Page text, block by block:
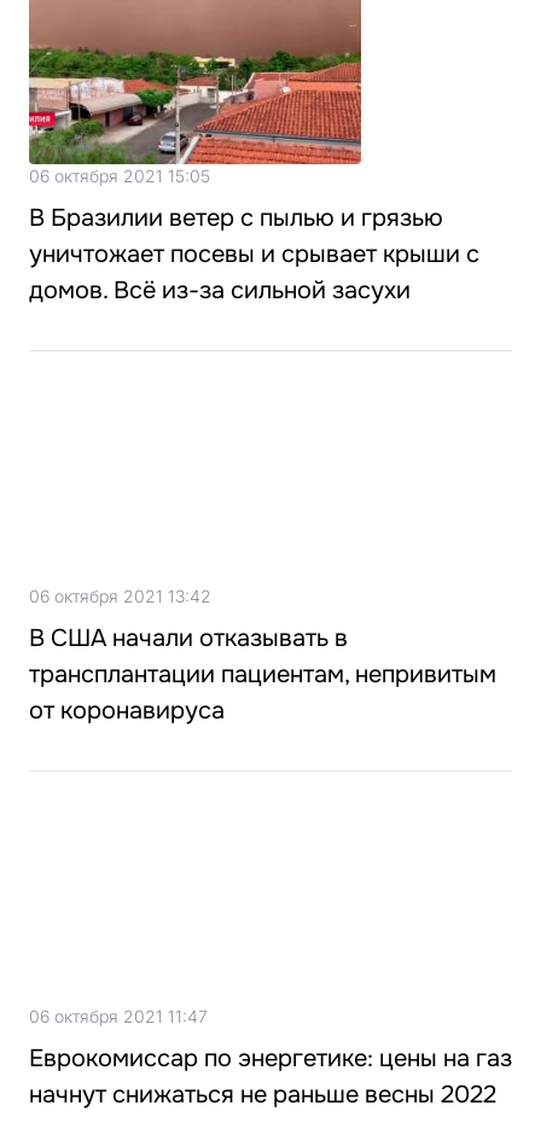
06 октября 2021 15:05
В Бразилии ветер с пылью и грязью
уничтожает посевы и срывает крыши с
домов. Всё из-за сильной засухи
06 октября 2021 13:42
В США начали отказывать в
трансплантации пациентам, непривитым
от коронавируса
06 октября 2021 11:47
Еврокомиссар по энергетике: цены на газ
начнут снижаться не раньше весны 2022